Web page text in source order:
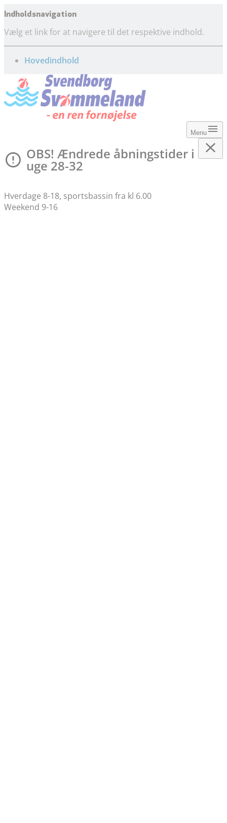
Indholdsnavigation
Vælg et link for at navigere til det respektive indhold.
gå til
Hovedindhold
Menu
OBS! Ændrede åbningstider i
uge 28-32
Hverdage 8-18, sportsbassin fra kl 6.00
Weekend 9-16